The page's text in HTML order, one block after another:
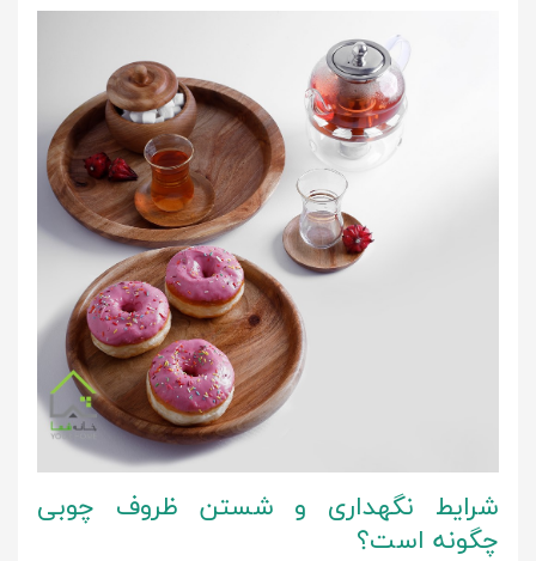
شرایط نگهداری و شستن ظروف چوبی
چگونه است؟